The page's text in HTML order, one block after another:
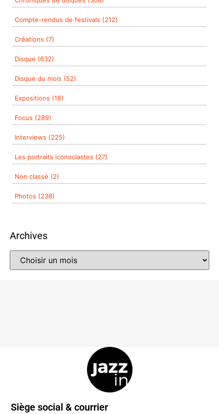
Compte-rendus de festivals (212)
Créations (7)
Disque (632)
Disque du mois (52)
Expositions (18)
Focus (289)
Interviews (225)
Les portraits iconoclastes (27)
Non classé (2)
Photos (238)
Archives
Siège social & courrier